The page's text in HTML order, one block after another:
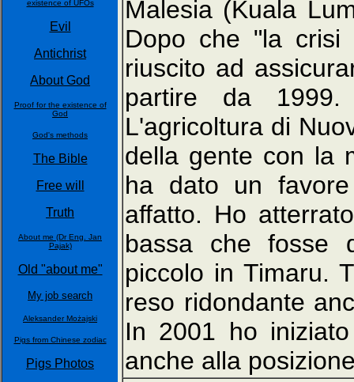
existence of UFOs
Evil
Antichrist
About God
Proof for the existence of
God
God's methods
The Bible
Free will
Truth
About me (Dr Eng. Jan
Pajak)
Old "about me"
My job search
Aleksander Możajski
Pigs from Chinese zodiac
Pigs Photos
Malesia (Kuala
Dopo che "la crisi
riuscito ad
partire da
L'agricoltura di
della gente con la
ha dato un
affatto. Ho
bassa che fosse
piccolo in Timaru.
reso ridondante
In 2001 ho
anche alla